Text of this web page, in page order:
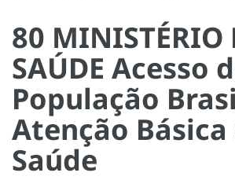
80 MINISTÉRIO
SAÚDE Acesso
População
Atenção Básica
Saúde